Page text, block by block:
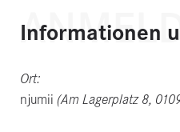
Informationen
Ort:
njumii (Am Lagerplatz 8,